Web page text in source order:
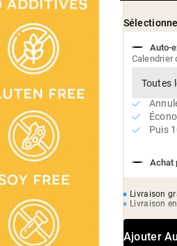
Shop All Protéines
Sans
Achat
Auto-
Calendrier
Puis
Livraison
Livraison
Ajouter